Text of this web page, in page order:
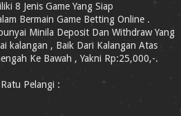
8 Jenis Game Yang Siap
Bermain Game Betting Online .
Minila Deposit Dan Withdraw Yang
kalangan , Baik Dari Kalangan Atas
Ke Bawah , Yakni Rp:25,000,-.
Pelangi :